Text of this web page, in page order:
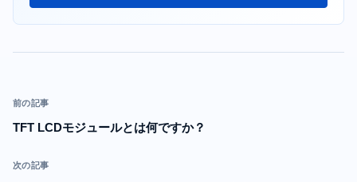
前の記事
TFT LCDモジュールとは何ですか？
次の記事